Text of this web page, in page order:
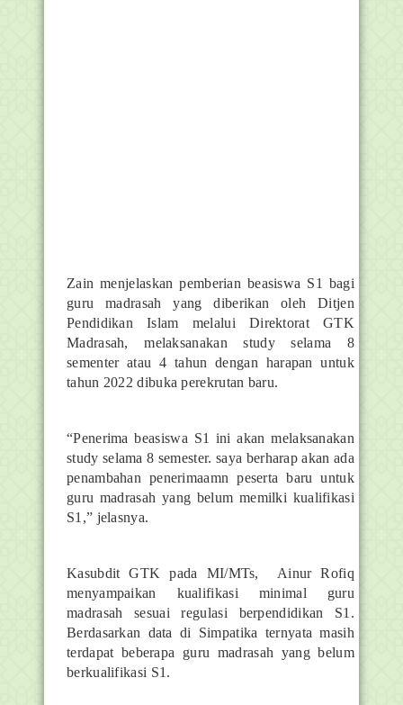
Zain menjelaskan pemberian beasiswa S1 bagi
guru madrasah yang diberikan oleh Ditjen
Pendidikan Islam melalui Direktorat GTK
Madrasah, melaksanakan study selama 8
sementer atau 4 tahun dengan harapan untuk
tahun 2022 dibuka perekrutan baru.
“Penerima beasiswa S1 ini akan melaksanakan
study selama 8 semester. saya berharap akan ada
penambahan penerimaamn peserta baru untuk
guru madrasah yang belum memilki kualifikasi
S1,” jelasnya.
Kasubdit GTK pada MI/MTs, Ainur Rofiq
menyampaikan kualifikasi minimal guru
madrasah sesuai regulasi berpendidikan S1.
Berdasarkan data di Simpatika ternyata masih
terdapat beberapa guru madrasah yang belum
berkualifikasi S1.